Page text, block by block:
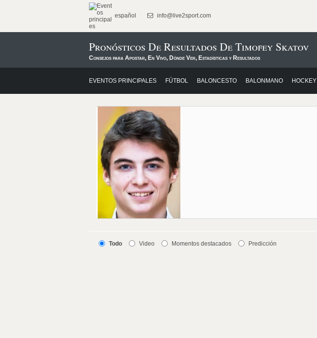
español info@live2sport.com
Pronósticos De Resultados De Timofey Skatov
Consejos para Apostar, En Vivo, Dónde Ver, Estadísticas y Resultados
EVENTOS PRINCIPALES FÚTBOL BALONCESTO BALONMANO HOCKEY
Todo Video Momentos destacados Predicción